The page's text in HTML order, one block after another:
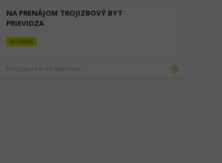
NA PRENÁJOM TROJIZBOVÝ BYT
PRIEVIDZA
NOVINKA
TROJIZBOVÉ BYTY PRIEVIDZA